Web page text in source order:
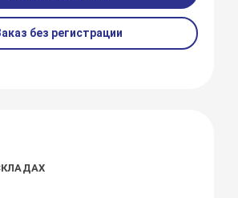
без регистрации